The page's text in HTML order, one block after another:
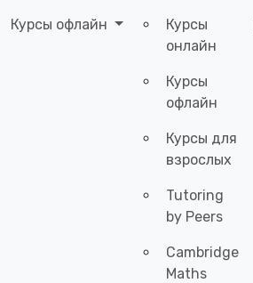
Курсы офлайн
Курсы
онлайн
Курсы
офлайн
Курсы для
взрослых
Tutoring
by Peers
Cambridge
Maths